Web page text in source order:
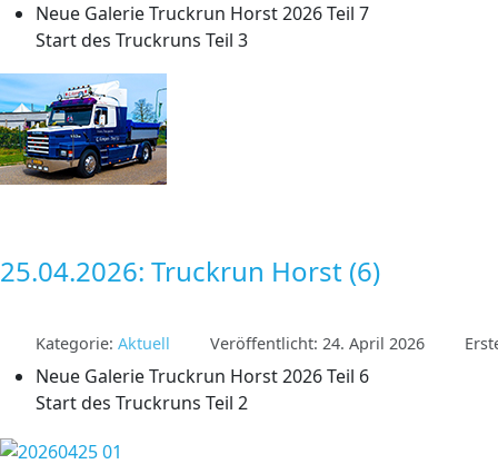
Neue Galerie Truckrun Horst 2026 Teil 7
Start des Truckruns Teil 3
25.04.2026: Truckrun Horst (6)
Kategorie: Aktuell Veröffentlicht: 24. April 2026
Neue Galerie Truckrun Horst 2026 Teil 6
Start des Truckruns Teil 2